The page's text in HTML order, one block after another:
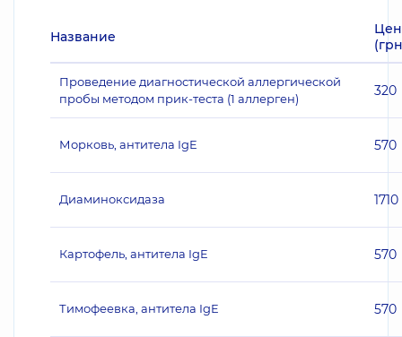
Название
Проведение диагностической аллергической
пробы методом прик-теста (1 аллерген)
320
Морковь, антитела IgE 570
Диаминоксидаза 1710
Картофель, антитела IgE 570
Тимофеевка, антитела IgE 570